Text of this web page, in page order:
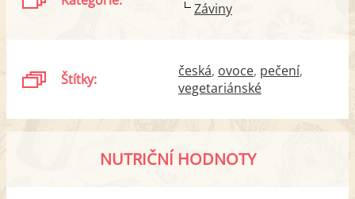
Záviny
Štítky: česká ovoce pečení
vegetariánské
NUTRIČNÍ HODNOTY